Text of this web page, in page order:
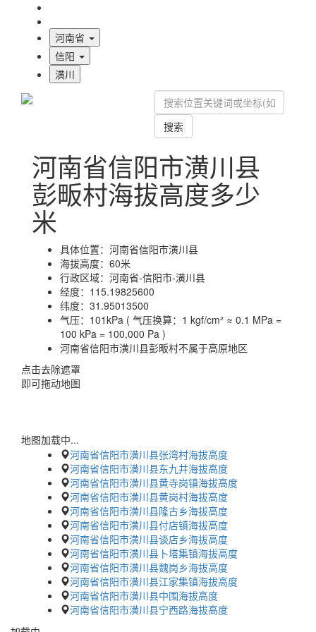
河南省
信阳
潢川
搜索
河南省信阳市潢川县
彭畈村海拔高度多少
米
具体位置： 河南省信阳市潢川县
海拔高度： 60米
行政区域： 河南省-信阳市-潢川县
经度： 115.19825600
纬度： 31.95013500
气压： 101kPa ( 气压换算：1 kgf/cm² ≈ 0.1 MPa =
100 kPa = 100,000 Pa )
河南省信阳市潢川县彭畈村不属于高原地区
点击去除遮罩
即可拖动地图
地图加载中...
河南省信阳市潢川县张湾村海拔高度
河南省信阳市潢川县东九井海拔高度
河南省信阳市潢川县黄寺岗镇海拔高度
河南省信阳市潢川县黄岗村海拔高度
河南省信阳市潢川县隆古乡海拔高度
河南省信阳市潢川县付店镇海拔高度
河南省信阳市潢川县谈店乡海拔高度
河南省信阳市潢川县卜塔集镇海拔高度
河南省信阳市潢川县魏岗乡海拔高度
河南省信阳市潢川县江家集镇海拔高度
河南省信阳市潢川县中围海拔高度
河南省信阳市潢川县宁西路海拔高度